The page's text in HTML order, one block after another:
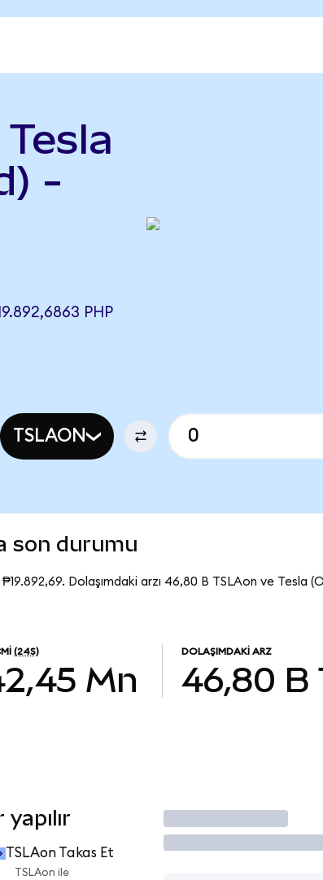
-
PHP
TSLAON
son durumu
Dolaşımdaki arzı 46,80 B TSLAon ve Tesla
(24S)
Mn
DOLAŞIMDAKI ARZ
46,80 B
TSLAon Takas Et
TSLAon ile
İşlem Yap